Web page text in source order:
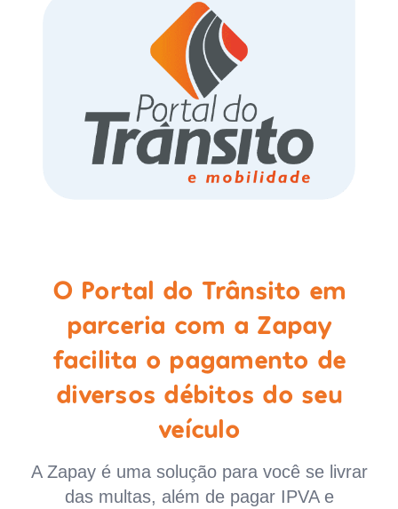
O Portal do Trânsito em
parceria com a Zapay
facilita o pagamento de
diversos débitos do seu
veículo
A Zapay é uma solução para você se livrar
das multas, além de pagar IPVA e